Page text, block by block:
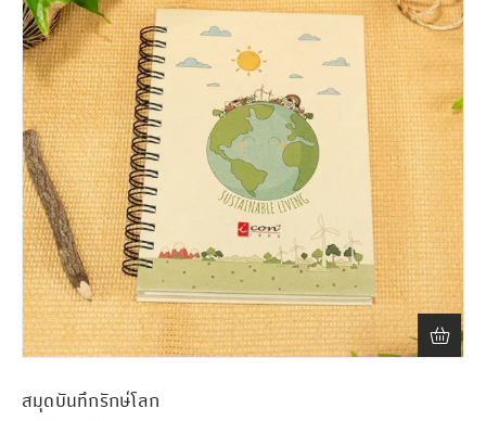
สมุดบันทึกรักษ์โลก